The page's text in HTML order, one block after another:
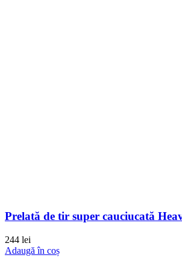
Prelată de tir super cauciucată
244 lei
Adaugă în coș